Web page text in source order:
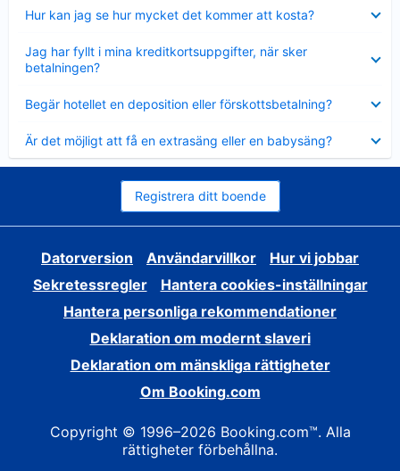
Hur kan jag se hur mycket det kommer att kosta?
mindre
Jag har fyllt i mina kreditkortsuppgifter, när sker
betalningen?
mindre
Begär hotellet en deposition eller förskottsbetalning?
mindre
Är det möjligt att få en extrasäng eller en babysäng?
mindre
Registrera ditt boende
Datorversion Användarvillkor
Hur vi jobbar
Sekretessregler
Hantera cookies-inställningar
Hantera personliga rekommendationer
Deklaration om modernt slaveri
Deklaration om mänskliga rättigheter
Om Booking.com
Copyright © 1996–2026 Booking.com™. Alla
rättigheter förbehållna.